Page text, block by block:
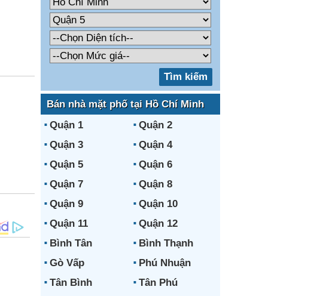
Bán nhà mặt phố tại Hồ Chí Minh
Quận 1
Quận 2
Quận 3
Quận 4
Quận 5
Quận 6
Quận 7
Quận 8
Quận 9
Quận 10
Quận 11
Quận 12
Bình Tân
Bình Thạnh
Gò Vấp
Phú Nhuận
Tân Bình
Tân Phú